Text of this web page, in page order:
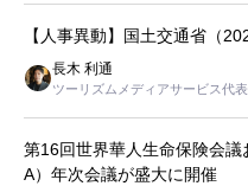
【人事異動】国土交通省（
長木 利通
ツーリズムメディアサービス代
第16回世界華人生命保険会
A）年次会議が盛大に開催